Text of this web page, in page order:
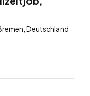
Deutschland